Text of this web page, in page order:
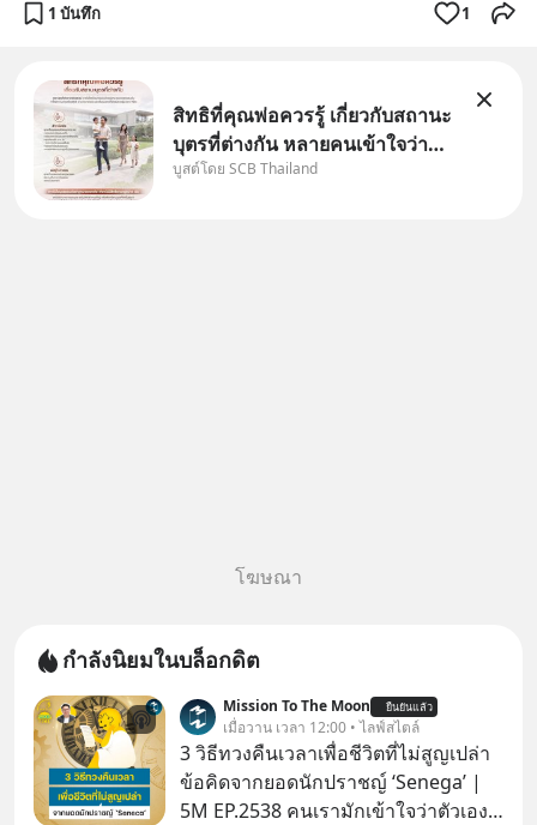
1 บันทึก 1
สิทธิที่คุณพ่อควรรู้ เกี่ยวกับสถานะ
บุตรที่ต่างกัน หลายคนเข้าใจว่า
"เมื่อเป็นลูกของพ่อและแม่ ก็ย่อม
บูสต์โดย SCB Thailand
โฆษณา
กำลังนิยมในบล็อกดิต
Mission To The Moon ยืนยันแล้ว
เมื่อวาน เวลา 12:00 • ไลฟ์สไตล์
3 วิธีทวงคืนเวลาเพื่อชีวิตที่ไม่สูญเปล่า
ข้อคิดจากยอดนักปราชญ์ ‘Senega’ |
5M EP.2538 คนเรามักเข้าใจว่าตัวเอง